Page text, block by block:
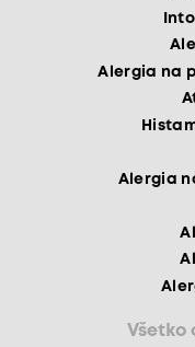
Alergia na
Alergia
Všetko